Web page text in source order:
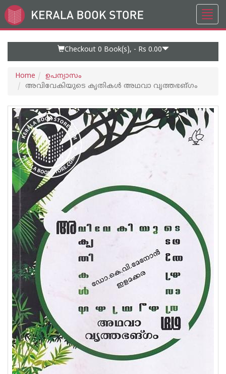
Go
to
Checkout 0 Book(s), - Rs 0.00
Home
ഉപന്യാസം
അവിവേകിയുടെ കൃതികള്‍ അഥവാ വൃത്തഭങ്ഗം